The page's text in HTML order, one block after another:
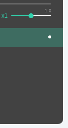
1.0
x1